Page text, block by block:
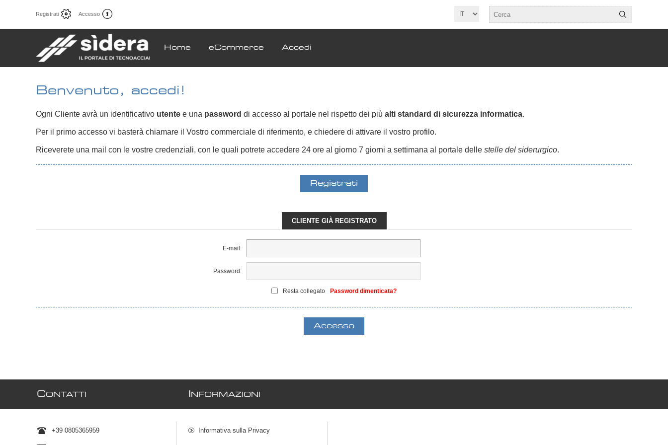
Registrati Accesso
Home eCommerce Accedi
Benvenuto, accedi!
Ogni Cliente avrà un identificativo utente e una password di accesso al portale nel rispetto dei più alti standard di sicurezza informatica.
Per il primo accesso vi basterà chiamare il Vostro commerciale di riferimento, e chiedere di attivare il vostro profilo.
Riceverete una mail con le vostre credenziali, con le quali potrete accedere 24 ore al giorno 7 giorni a settimana al portale delle stelle del siderurgico.
CLIENTE GIÀ REGISTRATO
E-mail:
Password:
Resta collegato Password dimenticata?
CONTATTI
+39 0805365959
NFORMAZIONI
Informativa sulla Privacy